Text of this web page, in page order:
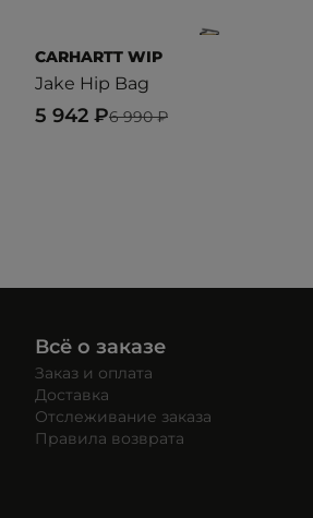
CARHARTT WIP
Jake Hip Bag
6 990 ₽
5 942 ₽
Всё о заказе
Заказ и оплата
Доставка
Отслеживание заказа
Правила возврата